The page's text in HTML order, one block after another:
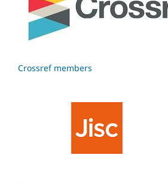
Crossref members